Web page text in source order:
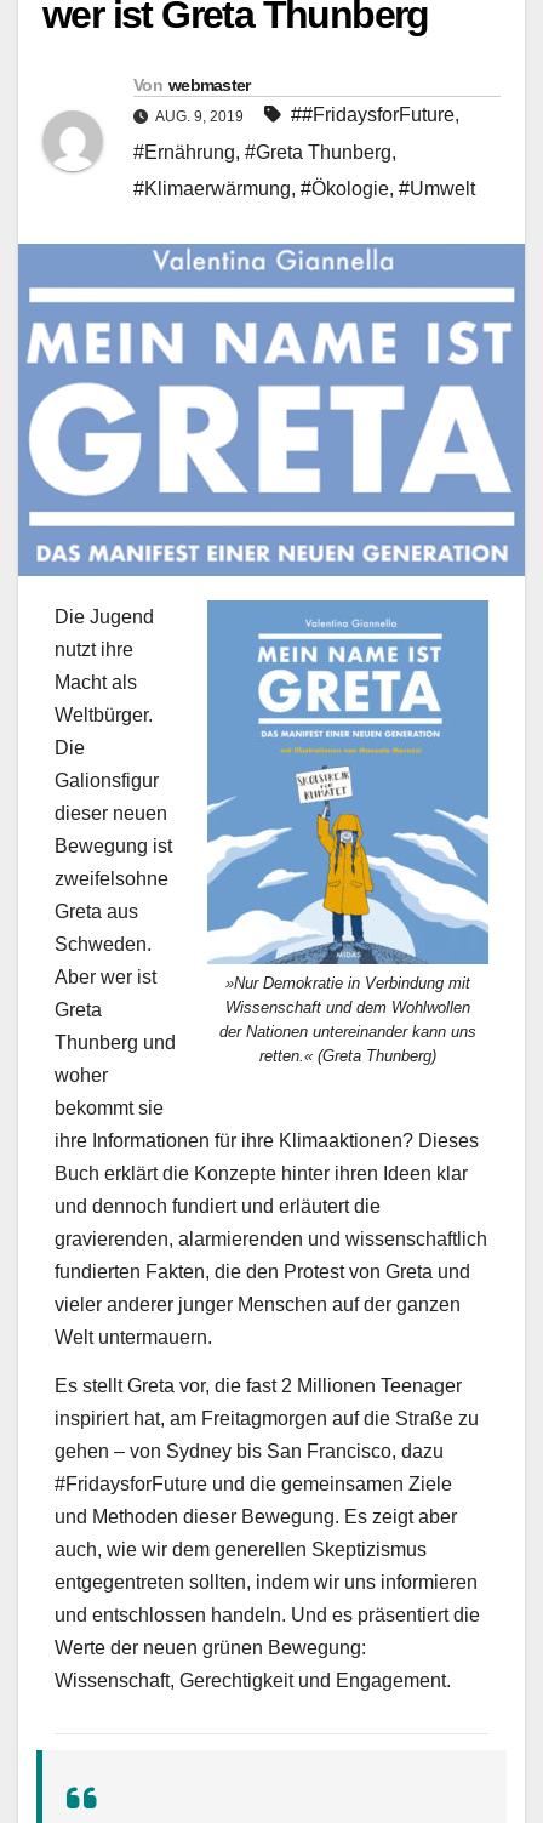
wer ist Greta Thunberg
Von webmaster
AUG. 9, 2019 ##FridaysforFuture,
#Ernährung, #Greta Thunberg,
#Klimaerwärmung, #Ökologie, #Umwelt
»Nur Demokratie in Verbindung mit
Wissenschaft und dem Wohlwollen
der Nationen untereinander kann uns
retten.« (Greta Thunberg)
Die Jugend
nutzt ihre
Macht als
Weltbürger.
Die
Galionsfigur
dieser neuen
Bewegung ist
zweifelsohne
Greta aus
Schweden.
Aber wer ist
Greta
Thunberg und
woher
bekommt sie
ihre Informationen für ihre Klimaaktionen? Dieses
Buch erklärt die Konzepte hinter ihren Ideen klar
und dennoch fundiert und erläutert die
gravierenden, alarmierenden und wissenschaftlich
fundierten Fakten, die den Protest von Greta und
vieler anderer junger Menschen auf der ganzen
Welt untermauern.
Es stellt Greta vor, die fast 2 Millionen Teenager
inspiriert hat, am Freitagmorgen auf die Straße zu
gehen – von Sydney bis San Francisco, dazu
#FridaysforFuture und die gemeinsamen Ziele
und Methoden dieser Bewegung. Es zeigt aber
auch, wie wir dem generellen Skeptizismus
entgegentreten sollten, indem wir uns informieren
und entschlossen handeln. Und es präsentiert die
Werte der neuen grünen Bewegung:
Wissenschaft, Gerechtigkeit und Engagement.